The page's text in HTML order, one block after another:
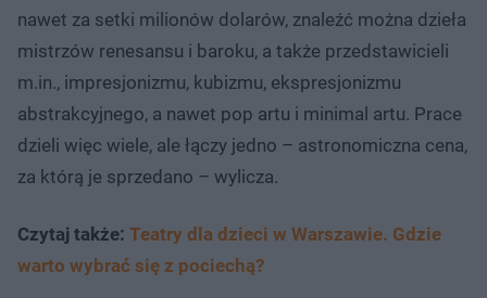
nawet za setki milionów dolarów, znaleźć można dzieła
mistrzów renesansu i baroku, a także przedstawicieli
m.in., impresjonizmu, kubizmu, ekspresjonizmu
abstrakcyjnego, a nawet pop artu i minimal artu. Prace
dzieli więc wiele, ale łączy jedno – astronomiczna cena,
za którą je sprzedano – wylicza.
Czytaj także: Teatry dla dzieci w Warszawie. Gdzie
warto wybrać się z pociechą?